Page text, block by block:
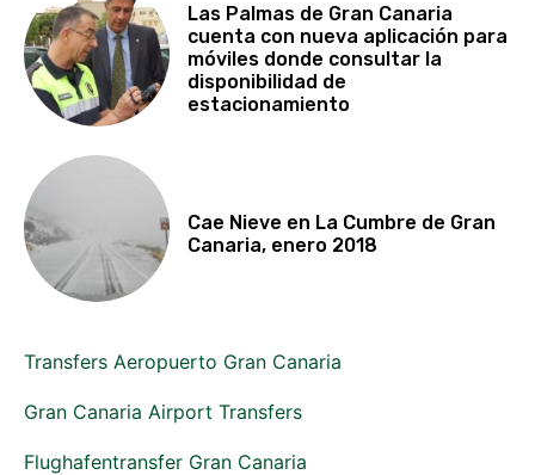
Las Palmas de Gran Canaria
cuenta con nueva aplicación para
móviles donde consultar la
disponibilidad de
estacionamiento
Cae Nieve en La Cumbre de Gran
Canaria, enero 2018
Transfers Aeropuerto Gran Canaria
Gran Canaria Airport Transfers
Flughafentransfer Gran Canaria